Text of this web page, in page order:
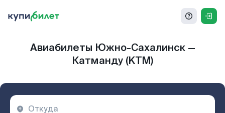
Авиабилеты Южно-Сахалинск —
Катманду (KTM)